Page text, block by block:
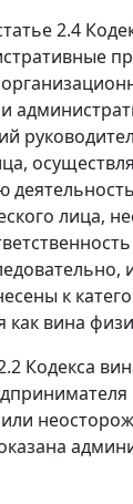
2.4
лица,
к
как вина
Кодекса